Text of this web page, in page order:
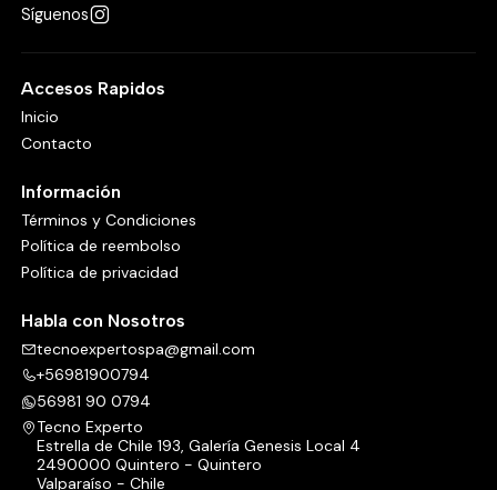
Síguenos
Accesos Rapidos
Inicio
Contacto
Información
Términos y Condiciones
Política de reembolso
Política de privacidad
Habla con Nosotros
tecnoexpertospa@gmail.com
+56981900794
56981 90 0794
Tecno Experto
Estrella de Chile 193, Galería Genesis Local 4
2490000 Quintero - Quintero
Valparaíso - Chile